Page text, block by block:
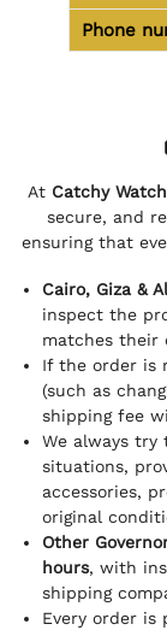
Phone
At Catchy
secure, and
ensuring that
Cairo, Giza &
inspect the
matches their
If the order is
(such as
shipping fee
We always try
situations,
accessories,
original
Other
hours, with
shipping
Every order is